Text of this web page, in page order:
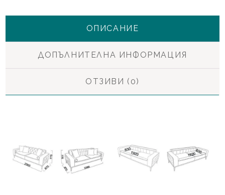
ОПИСАНИЕ
ДОПЪЛНИТЕЛНА ИНФОРМАЦИЯ
ОТЗИВИ (0)